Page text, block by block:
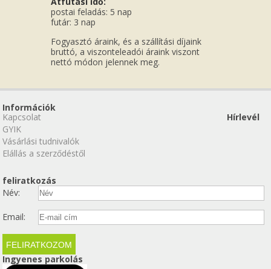
postai feladás: 5 nap
futár: 3 nap
Fogyasztó áraink, és a szállítási díjaink
bruttó, a viszonteleadói áraink viszont
nettó módon jelennek meg.
Információk
Kapcsolat
GYIK
Vásárlási tudnivalók
Elállás a szerződéstől
Hírlevél
feliratkozás
Név:
Email:
Ingyenes parkolás